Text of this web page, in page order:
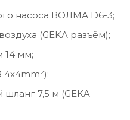
насоса ВОЛМА D6-3;
(GEKA разъём);
14 мм;
4x4mm²);
7,5 м (GEKA